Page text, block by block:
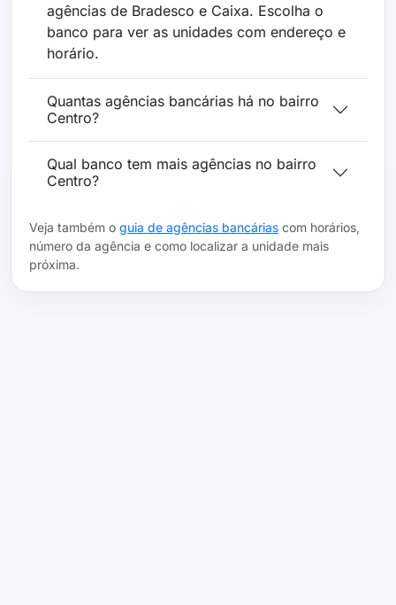
agências de Bradesco e Caixa. Escolha o
banco para ver as unidades com endereço e
horário.
Quantas agências bancárias há no bairro
Centro?
Qual banco tem mais agências no bairro
Centro?
Veja também o guia de agências bancárias com horários,
número da agência e como localizar a unidade mais
próxima.